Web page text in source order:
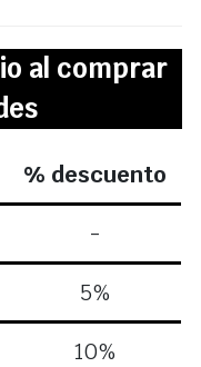
al comprar
% descuento
-
5%
10%